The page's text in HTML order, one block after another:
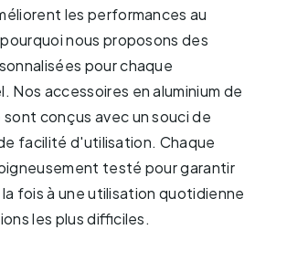
un Toyota ProAce est un ajout
les professionnels ayant
besoin d'accéder au toit du
accessoire facilite le chargement
des outils et améliore
votre véhicule. De plus, une
offre une sécurité
pendant le travail.
les performances au
nous proposons des
pour chaque
Nos accessoires en aluminium de
conçus avec un souci de
facilité d'utilisation. Chaque
testé pour garantir
fois à une utilisation quotidienne
les plus difficiles.